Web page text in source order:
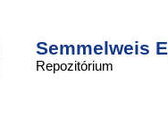
Semmelweis
Repozitórium
szereplő
szerző
Repository